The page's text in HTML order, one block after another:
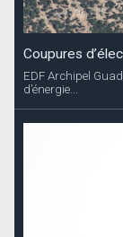
Coupures
EDF Archipel
d’énergie...